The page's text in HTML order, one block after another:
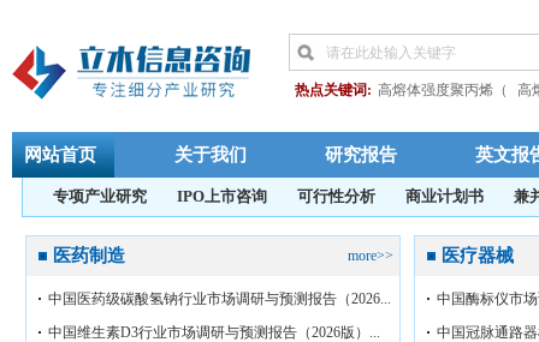
热点关键词: 高熔体强度聚丙烯（
高
透析用碳酸氢钠
长玻纤
中国丁二酸酐行业市场调研 半导体
十二烷基二甲基苄基氯化铵 杀菌剂
甘草酸二铵原料药
唑醇 英晶体 辛
乙酰苯胺
电子级TEOS 电子级正硅
网站首页 关于我们 研究报告 英文报
专项产业研究 IPO上市咨询 可行性分析 商业计划书 兼
more>>
医药制造
中国医药级碳酸氢钠行业市场调研与预测报告（2026...
中国维生素D3行业市场调研与预测报告（2026版）...
医疗器械
中国酶标仪市
中国冠脉通路